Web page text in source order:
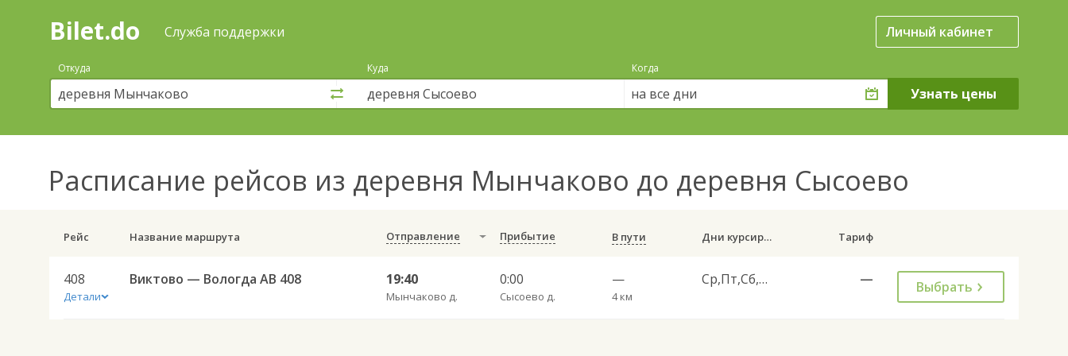
Поиск
покупка
билетов
автобус
онлайн
Bilet.do Служба поддержки Личный кабинет
Откуда Куда Когда
на все дни
Расписание рейсов из деревня Мынчаково до деревня Сысоево
Рейс Название маршрута Отправление Прибытие В пути Дни курсирования Тариф
408
Детали
Виктово — Вологда АВ 408 19:40
Мынчаково д.
0:00
Сысоево д.
—
4 км
Ср,Пт,Сб,Вс — Выбрать